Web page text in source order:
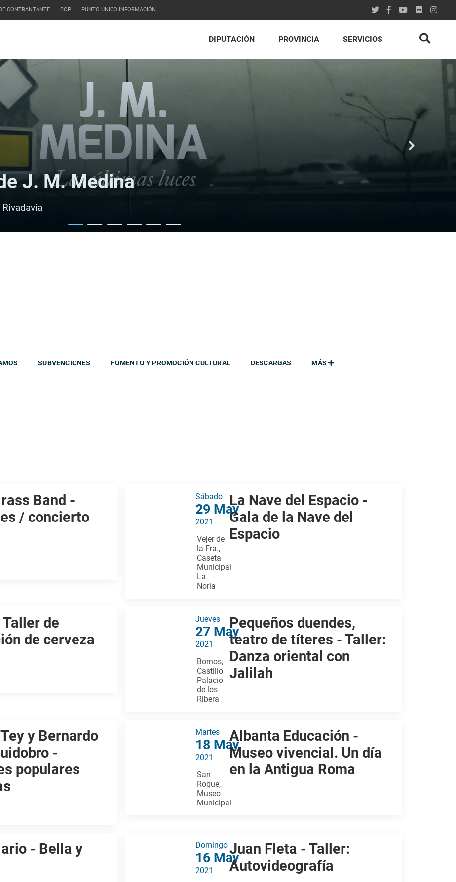
CONTRANTANTE BOP PUNTO ÚNICO INFORMACIÓN
DIPUTACIÓN PROVINCIA SERVICIOS
J. M. Medina
MÁS
SUBVENCIONES FOMENTO Y PROMOCIÓN CULTURAL DESCARGAS
Band -
/ concierto
Sábado
29 May
2021
Vejer de
la Fra.,
Caseta
Municipal
La
Noria
La Nave del Espacio -
Gala de la Nave del
Espacio
de
de cerveza
Jueves
27 May
2021
Bornos,
Castillo
Palacio
de los
Ribera
Pequeños duendes,
teatro de títeres - Taller:
Danza oriental con
Jalilah
y Bernardo
-
populares
Martes
18 May
2021
San
Roque,
Museo
Municipal
Albanta Educación -
Museo vivencial. Un día
en la Antigua Roma
- Bella y
Domingo
16 May
2021
Juan Fleta - Taller:
Autovideografía